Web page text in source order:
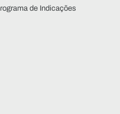
de Indicações